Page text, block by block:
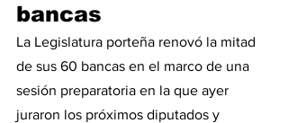
bancas
La Legislatura porteña renovó la mitad
de sus 60 bancas en el marco de una
sesión preparatoria en la que ayer
juraron los próximos diputados y